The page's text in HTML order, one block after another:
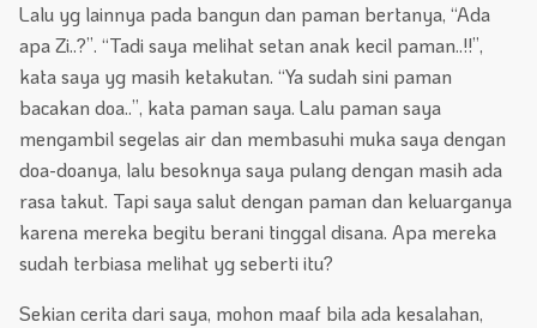
Lalu yg lainnya pada bangun dan paman bertanya, “Ada
apa Zi..?”. “Tadi saya melihat setan anak kecil paman..!!”,
kata saya yg masih ketakutan. “Ya sudah sini paman
bacakan doa..”, kata paman saya. Lalu paman saya
mengambil segelas air dan membasuhi muka saya dengan
doa-doanya, lalu besoknya saya pulang dengan masih ada
rasa takut. Tapi saya salut dengan paman dan keluarganya
karena mereka begitu berani tinggal disana. Apa mereka
sudah terbiasa melihat yg seberti itu?
Sekian cerita dari saya, mohon maaf bila ada kesalahan,